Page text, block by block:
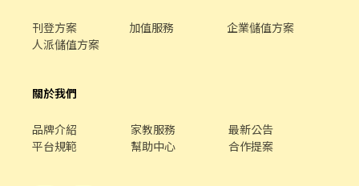
刊登方案 加值服務
企業儲值方案
人派儲值方案
關於我們
品牌介紹 家教服務
最新公告
平台規範
幫助中心 合作提案